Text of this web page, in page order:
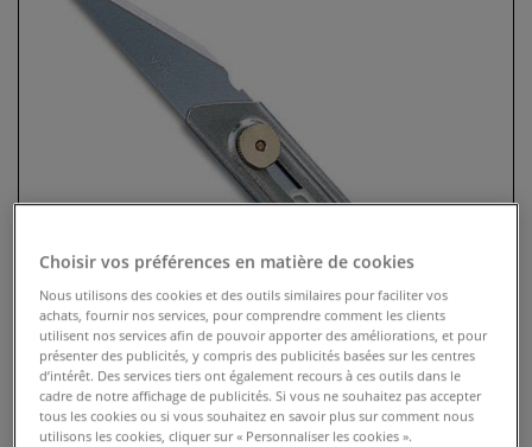
Choisir vos préférences en matière de cookies
Nous utilisons des cookies et des outils similaires pour faciliter vos
achats, fournir nos services, pour comprendre comment les clients
utilisent nos services afin de pouvoir apporter des améliorations, et pour
présenter des publicités, y compris des publicités basées sur les centres
d’intérêt. Des services tiers ont également recours à ces outils dans le
cadre de notre affichage de publicités. Si vous ne souhaitez pas accepter
tous les cookies ou si vous souhaitez en savoir plus sur comment nous
utilisons les cookies, cliquer sur « Personnaliser les cookies ».